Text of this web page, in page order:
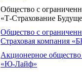
Общество с
«Т-Страхование
Общество с
Страховая компания
Акционерное
«Ю-Лайф»